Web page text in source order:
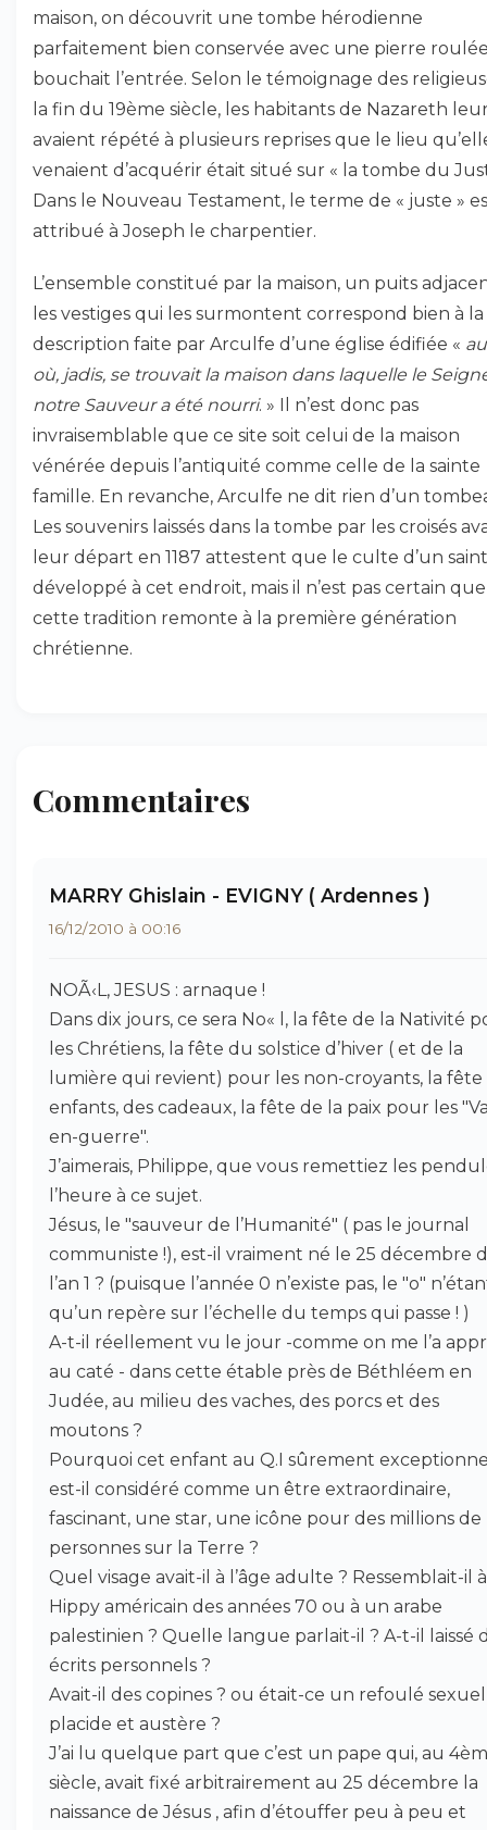
maison, on découvrit une tombe hérodienne
parfaitement bien conservée avec une pierre
bouchait l’entrée. Selon le témoignage des
la fin du 19ème siècle, les habitants de Nazareth
avaient répété à plusieurs reprises que le lieu
venaient d’acquérir était situé sur « la tombe du
Dans le Nouveau Testament, le terme de « juste »
attribué à Joseph le charpentier.
L’ensemble constitué par la maison, un puits
les vestiges qui les surmontent correspond bien à la
description faite par Arculfe d’une église édifiée «
où, jadis, se trouvait la maison dans laquelle le
notre Sauveur a été nourri. » Il n’est donc pas
invraisemblable que ce site soit celui de la maison
vénérée depuis l’antiquité comme celle de la sainte
famille. En revanche, Arculfe ne dit rien d’un
Les souvenirs laissés dans la tombe par les croisés
leur départ en 1187 attestent que le culte d’un saint
développé à cet endroit, mais il n’est pas certain que
cette tradition remonte à la première génération
chrétienne.
Commentaires
MARRY Ghislain - EVIGNY ( Ardennes )
16/12/2010 à 00:16
NOÃ‹L, JESUS : arnaque !
Dans dix jours, ce sera No« l, la fête de la Nativité
les Chrétiens, la fête du solstice d’hiver ( et de la
lumière qui revient) pour les non-croyants, la fête
enfants, des cadeaux, la fête de la paix pour les
en-guerre".
J’aimerais, Philippe, que vous remettiez les
l’heure à ce sujet.
Jésus, le "sauveur de l’Humanité" ( pas le journal
communiste !), est-il vraiment né le 25 décembre
l’an 1 ? (puisque l’année 0 n’existe pas, le "o"
qu’un repère sur l’échelle du temps qui passe ! )
A-t-il réellement vu le jour -comme on me l’a
au caté - dans cette étable près de Béthléem en
Judée, au milieu des vaches, des porcs et des
moutons ?
Pourquoi cet enfant au Q.I sûrement
est-il considéré comme un être extraordinaire,
fascinant, une star, une icône pour des millions de
personnes sur la Terre ?
Quel visage avait-il à l’âge adulte ? Ressemblait-il
Hippy américain des années 70 ou à un arabe
palestinien ? Quelle langue parlait-il ? A-t-il laissé
écrits personnels ?
Avait-il des copines ? ou était-ce un refoulé sexuel
placide et austère ?
J’ai lu quelque part que c’est un pape qui, au
siècle, avait fixé arbitrairement au 25 décembre la
naissance de Jésus , afin d’étouffer peu à peu et